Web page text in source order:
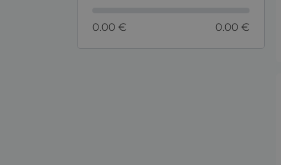
KADIO
Maxell (7)
0.00 € 0.00 €